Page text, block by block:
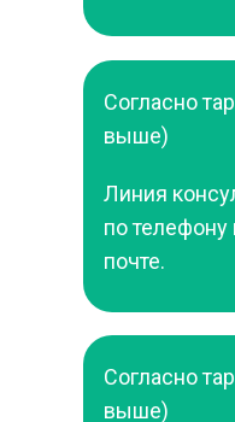
Линия
по телефону
почте.
Согласно
выше)
Согласно
выше)